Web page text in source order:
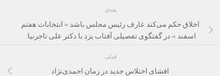
بعدی
اخلاق حکم می‌کند عارف رئیس مجلس باشد « انتخابات هفتم
اسفند » در گفتگوی تفصیلی آفتاب یزد با دکتر علی تاجرنیا:
قبلی
افشای اختلاس جدید در زمان احمدی‌نژاد